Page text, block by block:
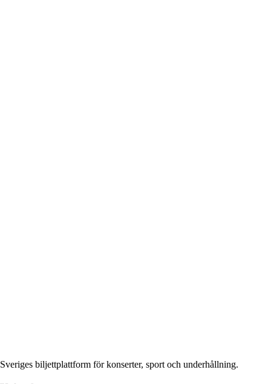
Sveriges biljettplattform för konserter, sport och underhållning.